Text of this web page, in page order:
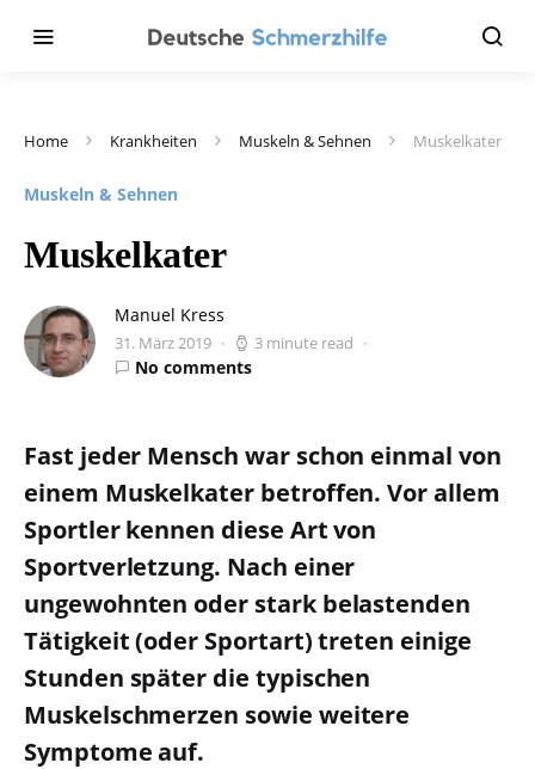
Home Krankheiten Muskeln & Sehnen Muskelkater
Muskeln & Sehnen
Muskelkater
Manuel Kress
31. März 2019 3 minute read
No comments
Fast jeder Mensch war schon einmal von
einem Muskelkater betroffen. Vor allem
Sportler kennen diese Art von
Sportverletzung. Nach einer
ungewohnten oder stark belastenden
Tätigkeit (oder Sportart) treten einige
Stunden später die typischen
Muskelschmerzen sowie weitere
Symptome auf.